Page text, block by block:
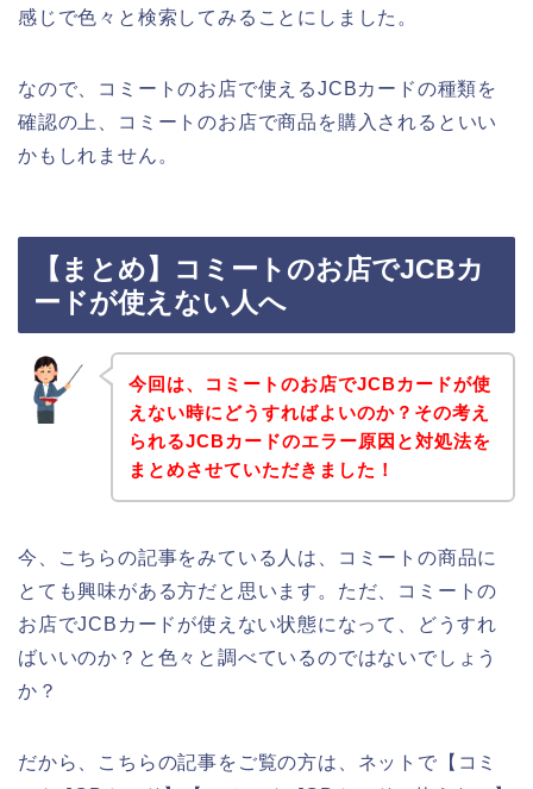
感じで色々と検索してみることにしました。
なので、コミートのお店で使えるJCBカードの種類を
確認の上、コミートのお店で商品を購入されるといい
かもしれません。
【まとめ】コミートのお店でJCBカ
ードが使えない人へ
今回は、コミートのお店でJCBカードが使
えない時にどうすればよいのか？その考え
られるJCBカードのエラー原因と対処法を
まとめさせていただきました！
今、こちらの記事をみている人は、コミートの商品に
とても興味がある方だと思います。ただ、コミートの
お店でJCBカードが使えない状態になって、どうすれ
ばいいのか？と色々と調べているのではないでしょう
か？
だから、こちらの記事をご覧の方は、ネットで【コミ